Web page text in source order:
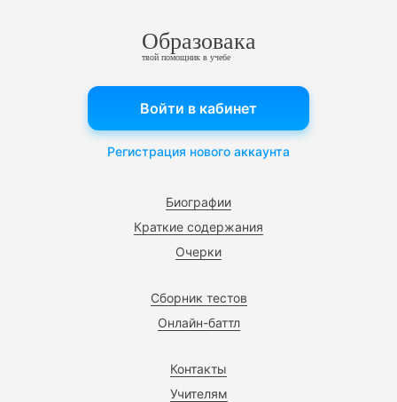
Образовака
твой помощник в учебе
Биографии
Краткие содержания
Очерки
Сборник тестов
Онлайн-баттл
Контакты
Учителям
Войти в кабинет
Регистрация нового аккаунта